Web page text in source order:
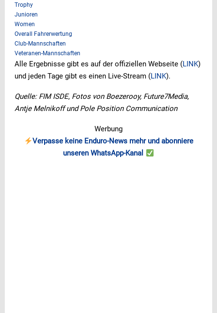
Trophy
Junioren
Women
Overall Fahrerwertung
Club-Mannschaften
Veteranen-Mannschaften
Alle Ergebnisse gibt es auf der offiziellen Webseite (LINK)
und jeden Tage gibt es einen Live-Stream (LINK).
Quelle: FIM ISDE, Fotos von Boezerooy, Future7Media,
Antje Melnikoff und Pole Position Communication
Werbung
Verpasse keine Enduro-News mehr und abonniere
unseren WhatsApp-Kanal